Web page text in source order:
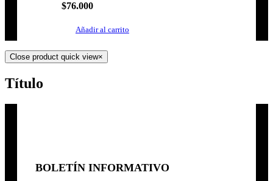
$76.000
Añadir al carrito
Close product quick view×
Título
BOLETÍN INFORMATIVO